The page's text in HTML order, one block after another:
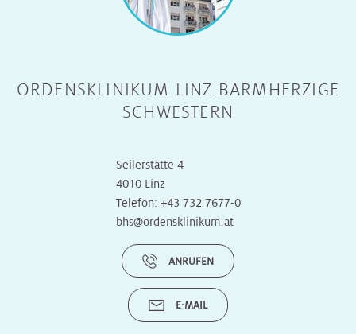
ORDENSKLINIKUM LINZ BARMHERZIGE
SCHWESTERN
Seilerstätte 4
4010 Linz
Telefon: +43 732 7677-0
bhs@ordensklinikum.at
ANRUFEN
E-MAIL